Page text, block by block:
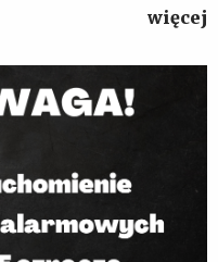
więcej